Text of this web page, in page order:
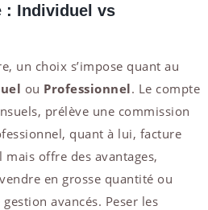
: Individuel vs
un choix s’impose quant au
ou Professionnel. Le compte
prélève une commission
quant à lui, facture
offre des avantages,
en grosse quantité ou
avancés. Peser les